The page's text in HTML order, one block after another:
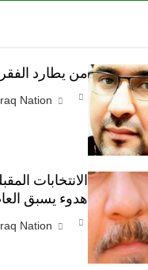
من يطارد
Nation
الانتخابات
هدوء يسبق
Nation